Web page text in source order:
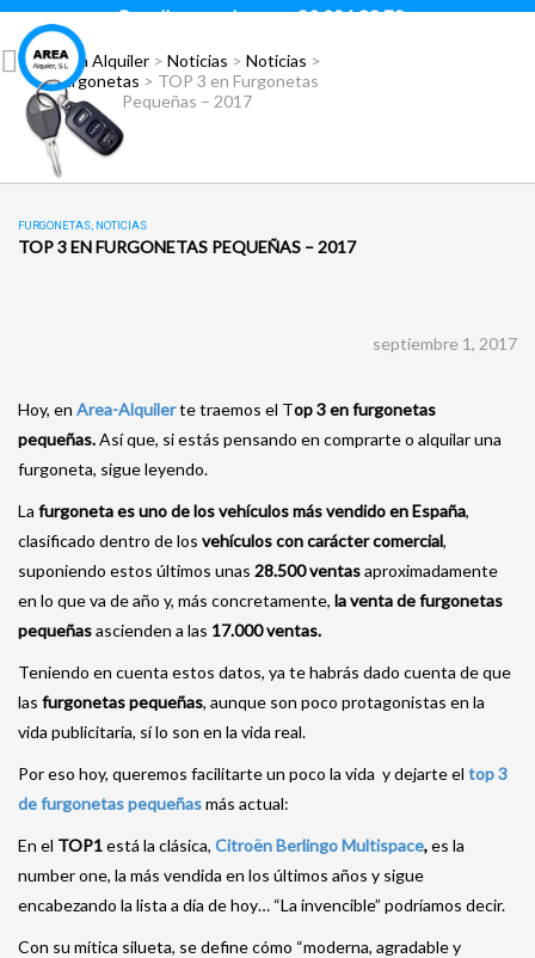
Para llamar pulsar: 93 296 88 78
Área Alquiler> Noticias > Noticias >
Furgonetas > TOP 3 en Furgonetas
Pequeñas – 2017
FURGONETAS NOTICIAS
TOP 3 EN FURGONETAS PEQUEÑAS – 2017
septiembre 1, 2017
Hoy, en Area-Alquilerte traemos el Top 3 en furgonetas
pequeñas.Así que, si estás pensando en comprarte o alquilar una
furgoneta, sigue leyendo.
La furgoneta es uno de los vehículos más vendido en España,
clasificado dentro de los vehículos con carácter comercial,
suponiendo estos últimos unas 28.500 ventasaproximadamente
en lo que va de año y, más concretamente, la venta de furgonetas
pequeñasascienden a las 17.000 ventas.
Teniendo en cuenta estos datos, ya te habrás dado cuenta de que
las furgonetas pequeñas, aunque son poco protagonistas en la
vida publicitaria, sí lo son en la vida real.
Por eso hoy, queremos facilitarte un poco la vida y dejarte el top 3
de furgonetas pequeñasmás actual:
En el TOP1está la clásica, Citroën Berlingo Multispace,es la
number one, la más vendida en los últimos años y sigue
encabezando la lista a día de hoy… “La invencible” podríamos decir.
Con su mítica silueta, se define cómo “moderna, agradable y